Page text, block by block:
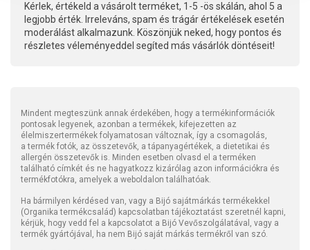
Kérlek, értékeld a vásárolt terméket, 1-5 -ös skálán, ahol 5 a
legjobb érték. Irreleváns, spam és trágár értékelések esetén
moderálást alkalmazunk. Köszönjük neked, hogy pontos és
részletes véleményeddel segíted más vásárlók döntéseit!
Mindent megteszünk annak érdekében, hogy a termékinformációk
pontosak legyenek, azonban a termékek, kifejezetten az
élelmiszertermékek folyamatosan változnak, így a csomagolás,
a termék fotók, az összetevők, a tápanyagértékek, a dietetikai és
allergén összetevők is. Minden esetben olvasd el a terméken
található címkét és ne hagyatkozz kizárólag azon információkra és
termékfotókra, amelyek a weboldalon találhatóak.
Ha bármilyen kérdésed van, vagy a Bijó sajátmárkás termékekkel
(Organika termékcsalád) kapcsolatban tájékoztatást szeretnél kapni,
kérjük, hogy vedd fel a kapcsolatot a Bijó Vevőszolgálatával, vagy a
termék gyártójával, ha nem Bijó saját márkás termékről van szó.